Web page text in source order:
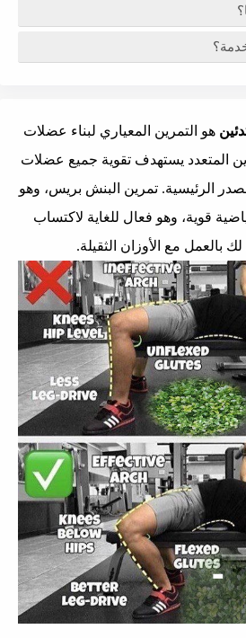
هو التمرين المعياري لبناء عضلات
المتعدد يستهدف تقوية جميع عضلات
الرئيسية. تمرين البنش بريس، وهو
قوية، وهو فعال للغاية لاكتساب
بالعمل مع الأوزان الثقيلة.